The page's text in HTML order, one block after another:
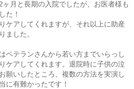
月と長期の入院でしたが、お医者様も
た！
ケアしてくれますが、それ以上に助産
ました。
ベテランさんから若い方までいらっし
ケアしてくれます。退院時に子供の泣
願いしたところ、複数の方法を実演し
に有難かったです！